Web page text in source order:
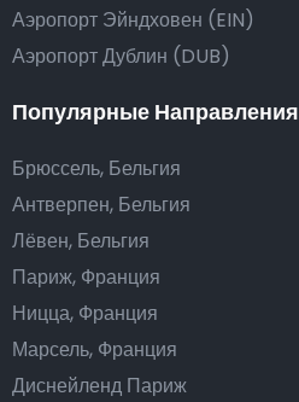
Аэропорт Эйндховен (EIN)
Аэропорт Дублин (DUB)
Популярные Направления
Брюссель, Бельгия
Антверпен, Бельгия
Лёвен, Бельгия
Париж, Франция
Ницца, Франция
Марсель, Франция
Диснейленд Париж